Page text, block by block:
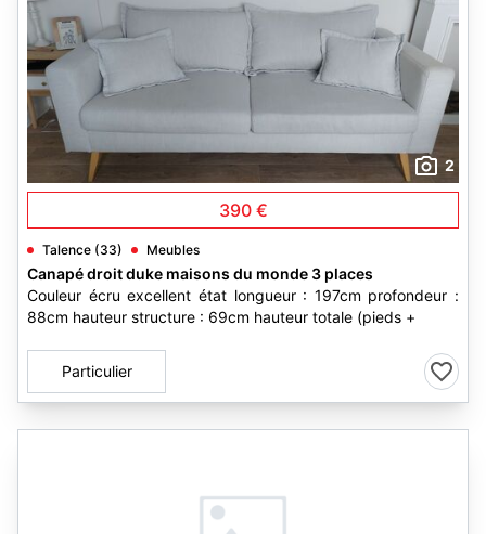
2
390 €
Talence (33) Meubles
Canapé droit duke maisons du monde 3 places
Couleur écru excellent état longueur : 197cm profondeur :
88cm hauteur structure : 69cm hauteur totale (pieds +
Particulier